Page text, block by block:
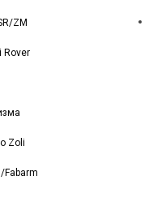
ZM
Rover
Zoli
Fabarm